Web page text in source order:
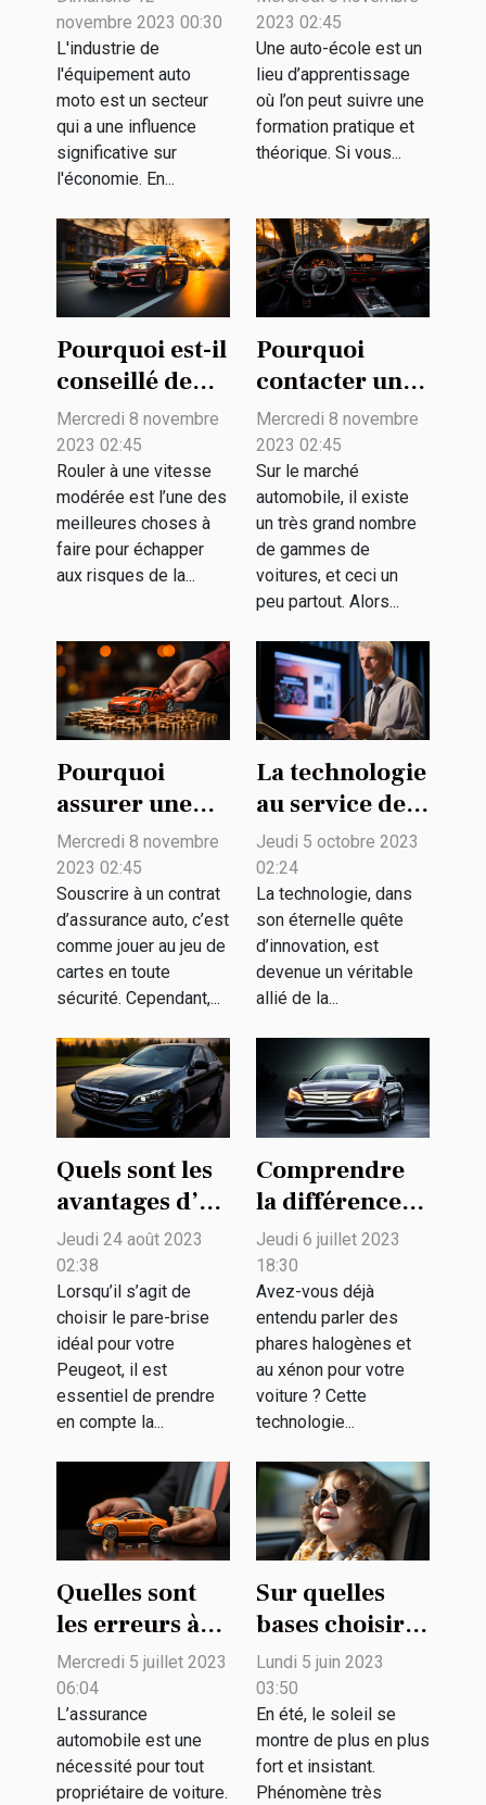
auto moto
contribue à
l'économie
novembre 2023 00:30
L'industrie de
l'équipement auto
moto est un secteur
qui a une influence
significative sur
l'économie. En...
école ?
2023 02:45
Une auto-école est un
lieu d’apprentissage
où l’on peut suivre une
formation pratique et
théorique. Si vous...
Pourquoi est-il
conseillé de
rouler à une
vitesse
modérée ?
Mercredi 8 novembre
2023 02:45
Rouler à une vitesse
modérée est l’une des
meilleures choses à
faire pour échapper
aux risques de la...
Pourquoi
contacter un
simulateur en
ligne pour un
achat de
véhicule ?
Mercredi 8 novembre
2023 02:45
Sur le marché
automobile, il existe
un très grand nombre
de gammes de
voitures, et ceci un
peu partout. Alors...
Pourquoi
assurer une
voiture ?
Mercredi 8 novembre
2023 02:45
Souscrire à un contrat
d’assurance auto, c’est
comme jouer au jeu de
cartes en toute
sécurité. Cependant,...
La technologie
au service de
la biodiversité
: enjeux et
défis
Jeudi 5 octobre 2023
02:24
La technologie, dans
son éternelle quête
d’innovation, est
devenue un véritable
allié de la...
Quels sont les
avantages d’un
pare-brise en
verre de
sécurité pour
votre Peugeot
?
Jeudi 24 août 2023
02:38
Lorsqu’il s’agit de
choisir le pare-brise
idéal pour votre
Peugeot, il est
essentiel de prendre
en compte la...
Comprendre
la différence
entre les
phares
halogènes et
au xénon pour
votre voiture
Jeudi 6 juillet 2023
18:30
Avez-vous déjà
entendu parler des
phares halogènes et
au xénon pour votre
voiture ? Cette
technologie...
Quelles sont
les erreurs à
éviter lors de
la souscription
d'une
assurance
automobile ?
Mercredi 5 juillet 2023
06:04
L’assurance
automobile est une
nécessité pour tout
propriétaire de voiture.
Sur quelles
bases choisir
un pare-soleil
voiture bébé ?
Lundi 5 juin 2023
03:50
En été, le soleil se
montre de plus en plus
fort et insistant.
Phénomène très